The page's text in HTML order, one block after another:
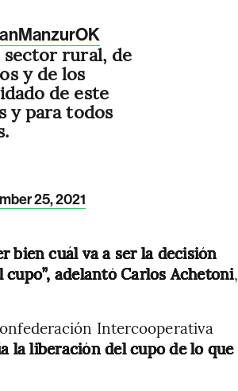
sector rural, de
y de los
de este
y para todos
25, 2021
bien cuál va a ser la decisión
adelantó Carlos Achetoni,
Intercooperativa
la liberación del cupo de lo que